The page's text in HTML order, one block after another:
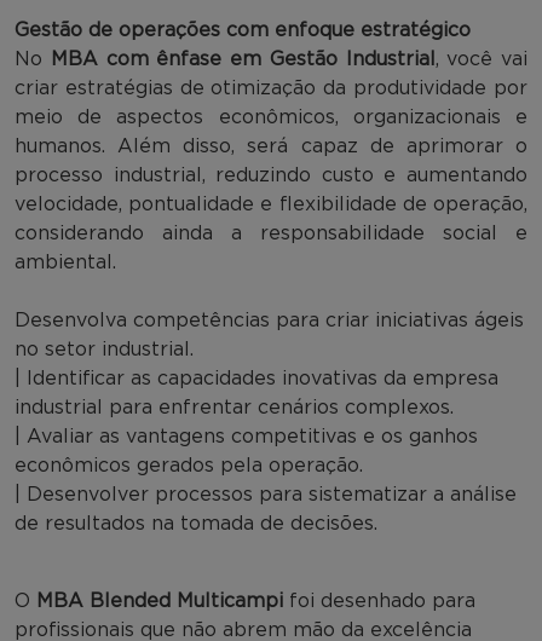
Gestão de operações com enfoque estratégico
No
MBA com ênfase em Gestão Industrial , você vai
criar estratégias de otimização da produtividade por
meio de aspectos econômicos, organizacionais e
humanos. Além disso, será capaz de aprimorar o
processo industrial, reduzindo custo e aumentando
velocidade, pontualidade e flexibilidade de operação,
considerando ainda a responsabilidade social e
ambiental.
Desenvolva competências para criar iniciativas ágeis
no setor industrial.
| Identificar as capacidades inovativas da empresa
industrial para enfrentar cenários complexos.
| Avaliar as vantagens competitivas e os ganhos
econômicos gerados pela operação.
| Desenvolver processos para sistematizar a análise
de resultados na tomada de decisões.
O MBA Blended Multicampi foi desenhado para
profissionais que não abrem mão da excelência